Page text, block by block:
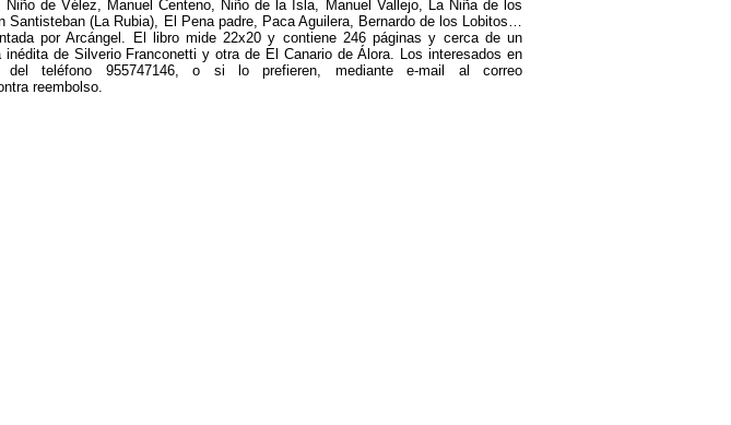
de Vélez, Manuel Centeno, Niño de la Isla, Manuel Vallejo, La Niña de los
Santisteban (La Rubia), El Pena padre, Paca Aguilera, Bernardo de los Lobitos…
por Arcángel. El libro mide 22x20 y contiene 246 páginas y cerca de un
de Silverio Franconetti y otra de El Canario de Álora. Los interesados en
teléfono 955747146, o si lo prefieren, mediante e-mail al correo
reembolso.